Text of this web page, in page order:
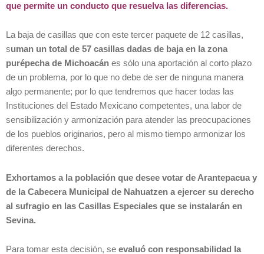
que permite un conducto que resuelva las diferencias.
La baja de casillas que con este tercer paquete de 12 casillas,
suman un total de 57 casillas dadas de baja en la zona
purépecha de Michoacán es sólo una aportación al corto plazo
de un problema, por lo que no debe de ser de ninguna manera
algo permanente; por lo que tendremos que hacer todas las
Instituciones del Estado Mexicano competentes, una labor de
sensibilización y armonización para atender las preocupaciones
de los pueblos originarios, pero al mismo tiempo armonizar los
diferentes derechos.
Exhortamos a la población que desee votar de Arantepacua y
de la Cabecera Municipal de Nahuatzen a ejercer su derecho
al sufragio en las Casillas Especiales que se instalarán en
Sevina.
Para tomar esta decisión, se evaluó con responsabilidad la